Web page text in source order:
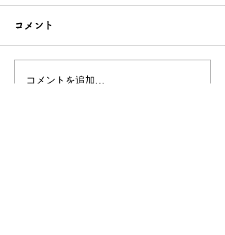
シンプルだけどエレガン
コメント
コメントを追加…